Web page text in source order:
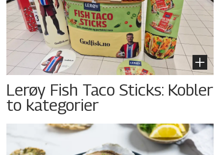
Lerøy Fish Taco Sticks: Kobler
to kategorier